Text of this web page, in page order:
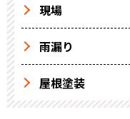
現場
雨漏り
屋根塗装